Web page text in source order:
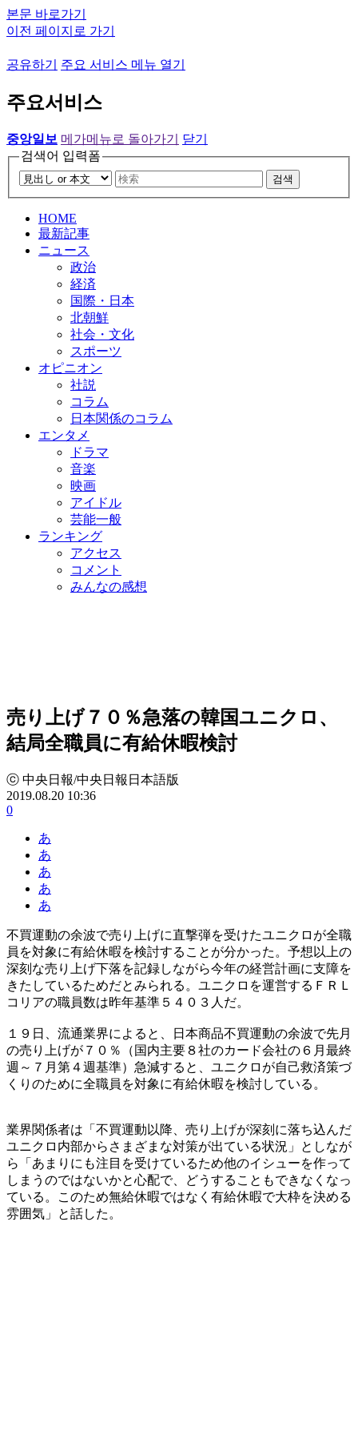
본문 바로가기
이전 페이지로 가기
공유하기 주요 서비스 메뉴 열기
주요서비스
중앙일보 메가메뉴로 돌아가기
닫기
검색어 입력폼
검색
HOME
最新記事
ニュース
政治
経済
国際・日本
北朝鮮
社会・文化
スポーツ
オピニオン
社説
コラム
日本関係のコラム
エンタメ
ドラマ
音楽
映画
アイドル
芸能一般
ランキング
アクセス
コメント
みんなの感想
売り上げ７０％急落の韓国ユニクロ、
結局全職員に有給休暇検討
ⓒ 中央日報/中央日報日本語版
2019.08.20 10:36
0
あ
あ
あ
あ
あ
不買運動の余波で売り上げに直撃弾を受けたユニクロが全職
員を対象に有給休暇を検討することが分かった。予想以上の
深刻な売り上げ下落を記録しながら今年の経営計画に支障を
きたしているためだとみられる。ユニクロを運営するＦＲＬ
コリアの職員数は昨年基準５４０３人だ。
１９日、流通業界によると、日本商品不買運動の余波で先月
の売り上げが７０％（国内主要８社のカード会社の６月最終
週～７月第４週基準）急減すると、ユニクロが自己救済策づ
くりのために全職員を対象に有給休暇を検討している。
業界関係者は「不買運動以降、売り上げが深刻に落ち込んだ
ユニクロ内部からさまざまな対策が出ている状況」としなが
ら「あまりにも注目を受けているため他のイシューを作って
しまうのではないかと心配で、どうすることもできなくなっ
ている。このため無給休暇ではなく有給休暇で大枠を決める
雰囲気」と話した。